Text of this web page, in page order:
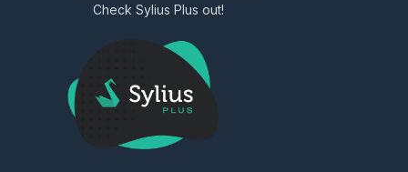
Check Sylius Plus out!